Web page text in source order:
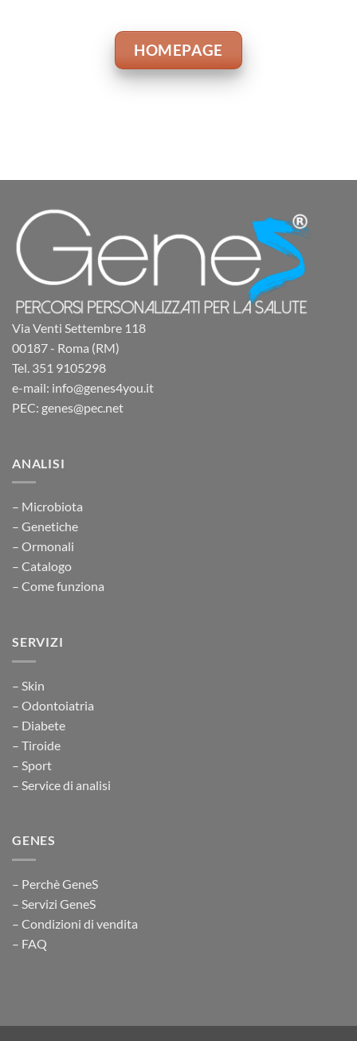
HOMEPAGE
Via Venti Settembre 118
00187 - Roma (RM)
Tel. 351 9105298
e-mail: info@genes4you.it
PEC: genes@pec.net
ANALISI
– Microbiota
– Genetiche
– Ormonali
– Catalogo
– Come funziona
SERVIZI
– Skin
– Odontoiatria
– Diabete
– Tiroide
– Sport
– Service di analisi
GENES
– Perchè GeneS
– Servizi GeneS
– Condizioni di vendita
– FAQ